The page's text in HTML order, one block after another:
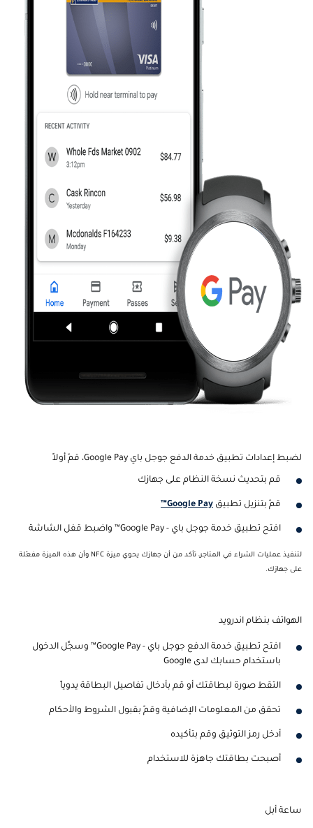
لضبط إعدادات تطبيق خدمة الدفع جوجل باي Google Pay، قمّ أولاً
قم بتحديث نسخة النظام على جهازك
قمّ بتنزيل تطبيق Google Pay™
افتح تطبيق خدمة جوجل باي - Google Pay™ واضبط قفل الشاشة
لتنفيذ عمليات الشراء في المتاجر، تأكد من أن جهازك يحوي ميزة NFC وأن هذه الميزة مفعّلة
على جهازك.
الهواتف بنظام اندرويد
افتح تطبيق خدمة الدفع جوجل باي - Google Pay™ وسجِّل الدخول
باستخدام حسابك لدى Google
التقط صورة لبطاقتك أو قم بأدخال تفاصيل البطاقة يدوياً
تحقق من المعلومات الإضافية وقمّ بقبول الشروط والأحكام
أدخل رمز التوثيق وقم بتأكيده
أصبحت بطاقتك جاهزة للاستخدام
ساعة أبل